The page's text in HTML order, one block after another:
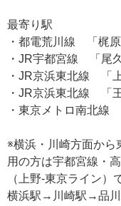
最寄り駅
・都電荒川線 「
・JR宇都宮線
・JR京浜東北線
・JR京浜東北線
・東京メトロ南北
※横浜・川崎方面から
用の方は宇都宮線・
（上野-東京ライン）
横浜駅→川崎駅→品